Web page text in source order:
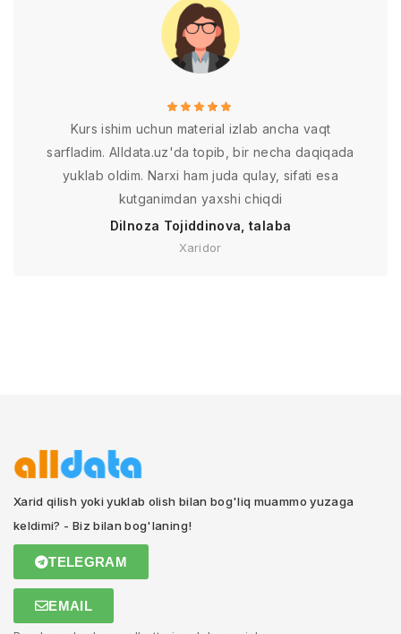
Kurs ishim uchun material izlab ancha vaqt
sarfladim. Alldata.uz'da topib, bir necha daqiqada
yuklab oldim. Narxi ham juda qulay, sifati esa
kutganimdan yaxshi chiqdi
Dilnoza Tojiddinova, talaba
Xaridor
Xarid qilish yoki yuklab olish bilan bog'liq muammo yuzaga
keldimi? - Biz bilan bog'laning!
TELEGRAM
EMAIL